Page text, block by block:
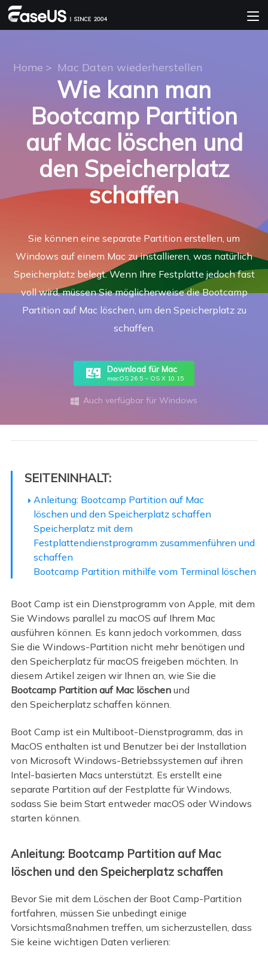
Home > Mac Daten wiederherstellen
Wie kann man
Bootcamp Partition
auf Mac löschen und
den Speicherplatz
schaffen
Sie können eine separate Partition erstellen, um
Windows auf einem Mac zu installieren, was natürlich
Speicherplatz belegt. Wenn Ihre Festplatte jedoch fast
voll wird, müssen Sie möglicherweise die Bootcamp
Partition auf Mac löschen, um den Speicherplatz zu
schaffen.
Download für Mac
macOS 26.5 ~ OS X 10.15
 Auch verfügbar für Windows
SEITENINHALT:
Anleitung: Bootcamp Partition auf Mac
löschen und den Speicherplatz schaffen
Speicherplatz mit dem
Festplattendienstprogramm zusammenführen und
schaffen
Bootcamp Partition mithilfe vom Terminal löschen
Boot Camp ist ein Dienstprogramm von Apple, mit dem
Sie Windows parallel zu macOS auf Ihrem Mac
ausführen können. Es kann jedoch vorkommen, dass
Sie die Windows-Partition nicht mehr benötigen und
den Speicherplatz für macOS freigeben möchten. In
diesem Artikel zeigen wir Ihnen an, wie Sie die
Bootcamp Partition auf Mac löschen und
den Speicherplatz schaffen können.
Boot Camp ist ein Multiboot-Dienstprogramm, das in
MacOS enthalten ist und Benutzer bei der Installation
von Microsoft Windows-Betriebssystemen auf ihren
Intel-basierten Macs unterstützt. Es erstellt eine
separate Partition auf der Festplatte für Windows,
sodass Sie beim Start entweder macOS oder Windows
starten können.
Anleitung: Bootcamp Partition auf Mac
löschen und den Speicherplatz schaffen
Bevor Sie mit dem Löschen der Boot Camp-Partition
fortfahren, müssen Sie unbedingt einige
Vorsichtsmaßnahmen treffen, um sicherzustellen, dass
Sie keine wichtigen Daten verlieren: